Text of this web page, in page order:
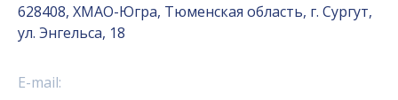
628408, ХМАО-Югра, Тюменская область, г. Сургут,
ул. Энгельса, 18
E-mail: